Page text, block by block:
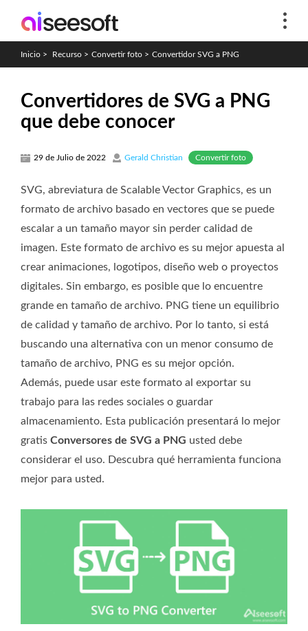
Inicio > Recurso > Convertir foto > Convertidor SVG a PNG
Convertidores de SVG a PNG
que debe conocer
29 de Julio de 2022 Gerald Christian Convertir foto
SVG, abreviatura de Scalable Vector Graphics, es un
formato de archivo basado en vectores que se puede
escalar a un tamaño mayor sin perder calidad de
imagen. Este formato de archivo es su mejor apuesta al
crear animaciones, logotipos, diseño web o proyectos
digitales. Sin embargo, es posible que lo encuentre
grande en tamaño de archivo. PNG tiene un equilibrio
de calidad y tamaño de archivo. Por lo tanto, si está
buscando una alternativa con un menor consumo de
tamaño de archivo, PNG es su mejor opción.
Además, puede usar este formato al exportar su
trabajo para las redes sociales o guardar
almacenamiento. Esta publicación presentará lo mejor
gratis Conversores de SVG a PNG usted debe
considerar el uso. Descubra qué herramienta funciona
mejor para usted.